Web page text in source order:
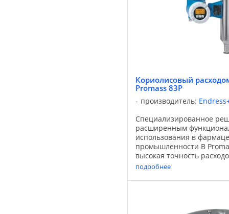
Кориолисовый
Promass 83P
производитель:
Специализированное
расширенным
использования в
промышленности В
высокая точность
изогнутой формы и
приборов с прямыми
Преобразователь ...
подробнее